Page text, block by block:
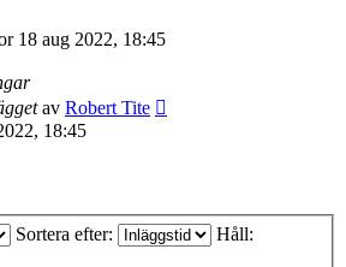
18 aug 2022, 18:45
av Robert Tite
18:45
Sortera efter: Håll: